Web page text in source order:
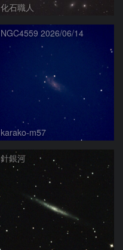
化石職人
NGC4559 2026/06/14
karako-m57
針銀河